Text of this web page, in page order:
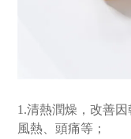
1.清熱潤燥，改善
風熱、頭痛等；